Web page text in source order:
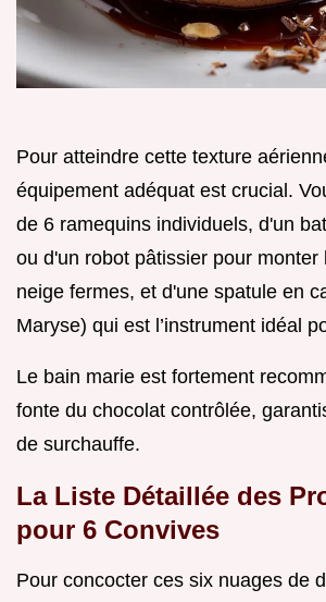
Pour atteindre cette texture
équipement adéquat est crucial.
de 6 ramequins individuels, d'un
ou d'un robot pâtissier pour monter
neige fermes, et d'une spatule en
Maryse) qui est l’instrument idéal
Le bain marie est fortement
fonte du chocolat contrôlée,
de surchauffe.
La Liste Détaillée des
pour 6 Convives
Pour concocter ces six nuages de